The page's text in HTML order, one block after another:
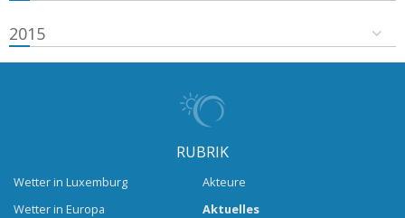
2015
RUBRIK
Wetter in Luxemburg
Wetter in Europa
Akteure
Aktuelles